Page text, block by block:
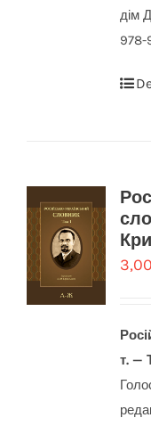
дім
978-
т. —